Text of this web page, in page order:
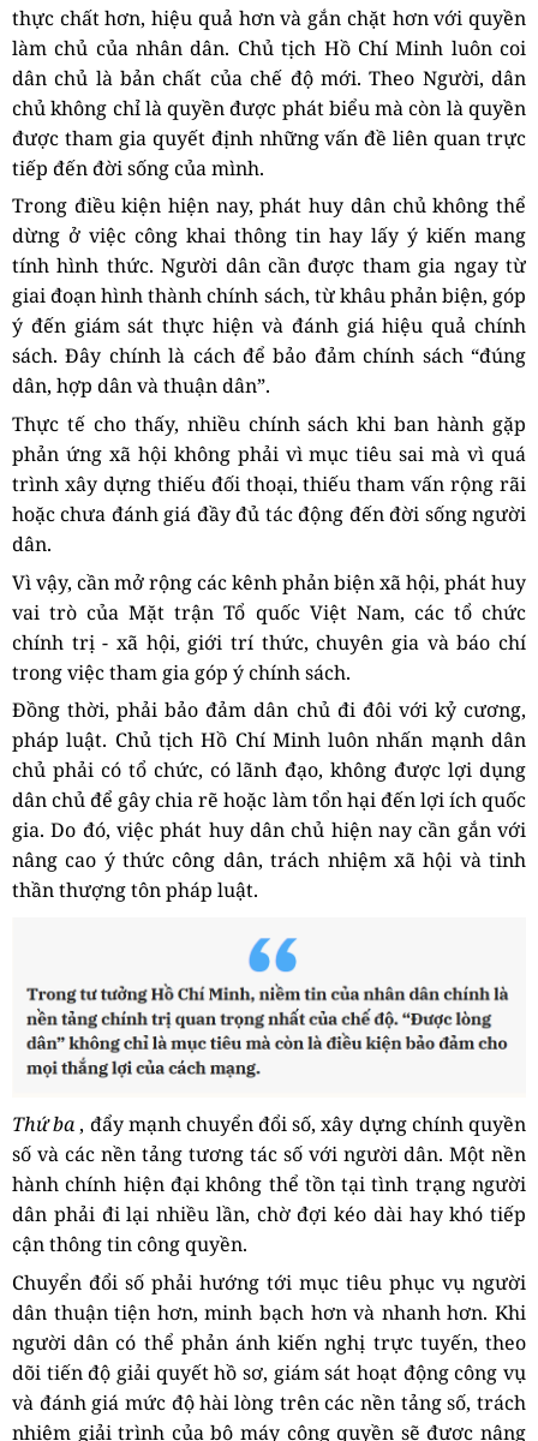
thực chất hơn, hiệu quả hơn và gắn chặt hơn với quyền
làm chủ của nhân dân. Chủ tịch Hồ Chí Minh luôn coi
dân chủ là bản chất của chế độ mới. Theo Người, dân
chủ không chỉ là quyền được phát biểu mà còn là quyền
được tham gia quyết định những vấn đề liên quan trực
tiếp đến đời sống của mình.
Trong điều kiện hiện nay, phát huy dân chủ không thể
dừng ở việc công khai thông tin hay lấy ý kiến mang
tính hình thức. Người dân cần được tham gia ngay từ
giai đoạn hình thành chính sách, từ khâu phản biện, góp
ý đến giám sát thực hiện và đánh giá hiệu quả chính
sách. Đây chính là cách để bảo đảm chính sách “đúng
dân, hợp dân và thuận dân”.
Thực tế cho thấy, nhiều chính sách khi ban hành gặp
phản ứng xã hội không phải vì mục tiêu sai mà vì quá
trình xây dựng thiếu đối thoại, thiếu tham vấn rộng rãi
hoặc chưa đánh giá đầy đủ tác động đến đời sống người
dân.
Vì vậy, cần mở rộng các kênh phản biện xã hội, phát huy
vai trò của Mặt trận Tổ quốc Việt Nam, các tổ chức
chính trị - xã hội, giới trí thức, chuyên gia và báo chí
trong việc tham gia góp ý chính sách.
Đồng thời, phải bảo đảm dân chủ đi đôi với kỷ cương,
pháp luật. Chủ tịch Hồ Chí Minh luôn nhấn mạnh dân
chủ phải có tổ chức, có lãnh đạo, không được lợi dụng
dân chủ để gây chia rẽ hoặc làm tổn hại đến lợi ích quốc
gia. Do đó, việc phát huy dân chủ hiện nay cần gắn với
nâng cao ý thức công dân, trách nhiệm xã hội và tinh
thần thượng tôn pháp luật.
Thứ ba , đẩy mạnh chuyển đổi số, xây dựng chính quyền
số và các nền tảng tương tác số với người dân. Một nền
hành chính hiện đại không thể tồn tại tình trạng người
dân phải đi lại nhiều lần, chờ đợi kéo dài hay khó tiếp
cận thông tin công quyền.
Chuyển đổi số phải hướng tới mục tiêu phục vụ người
dân thuận tiện hơn, minh bạch hơn và nhanh hơn. Khi
người dân có thể phản ánh kiến nghị trực tuyến, theo
dõi tiến độ giải quyết hồ sơ, giám sát hoạt động công vụ
và đánh giá mức độ hài lòng trên các nền tảng số, trách
nhiệm giải trình của bộ máy công quyền sẽ được nâng